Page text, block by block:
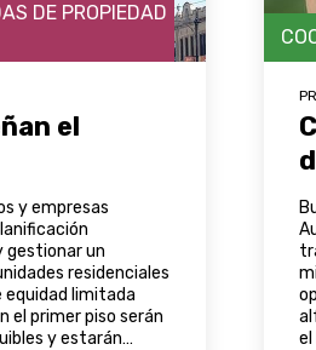
DE PROPIEDAD
el
y empresas
un
residenciales
equidad limitada
el primer piso serán
y estarán
el